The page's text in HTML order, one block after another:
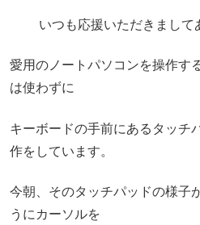
いつも応援いただきまして
愛用のノートパソコンを操作す
は使わずに
キーボードの手前にあるタッチ
作をしています。
今朝、そのタッチパッドの様子
うにカーソルを